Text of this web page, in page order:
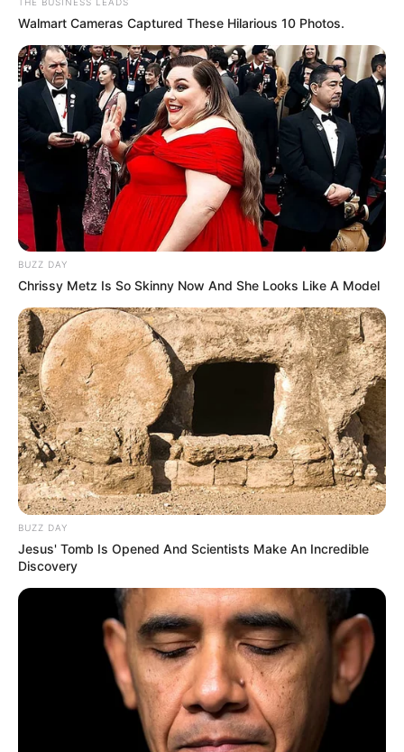
Walmart Cameras Captured These Hilarious 10 Photos.
BUZZ DAY
Chrissy Metz Is So Skinny Now And She Looks Like A Model
BUZZ DAY
Jesus' Tomb Is Opened And Scientists Make An Incredible
Discovery